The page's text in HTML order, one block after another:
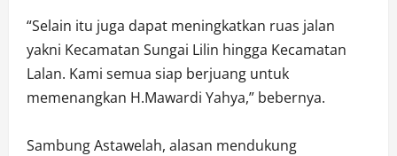
“Selain itu juga dapat meningkatkan ruas jalan
yakni Kecamatan Sungai Lilin hingga Kecamatan
Lalan. Kami semua siap berjuang untuk
memenangkan H.Mawardi Yahya,” bebernya.
Sambung Astawelah, alasan mendukung